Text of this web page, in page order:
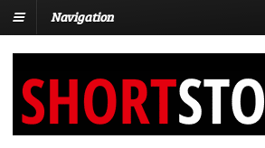
Navigation